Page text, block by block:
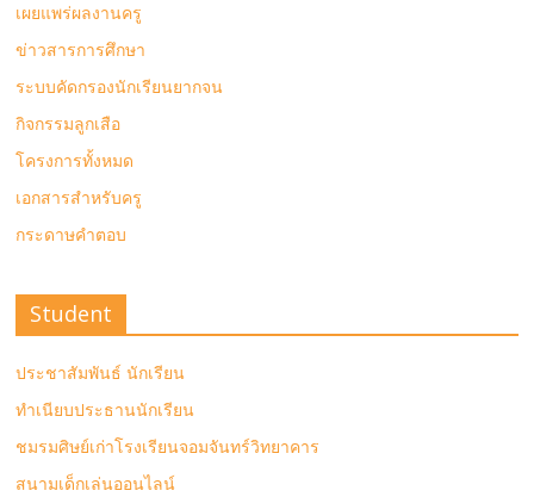
เผยแพร่ผลงานครู
ข่าวสารการศึกษา
ระบบคัดกรองนักเรียนยากจน
กิจกรรมลูกเสือ
โครงการทั้งหมด
เอกสารสำหรับครู
กระดาษคำตอบ
Student
ประชาสัมพันธ์ นักเรียน
ทำเนียบประธานนักเรียน
ชมรมศิษย์เก่าโรงเรียนจอมจันทร์วิทยาคาร
สนามเด็กเล่นออนไลน์